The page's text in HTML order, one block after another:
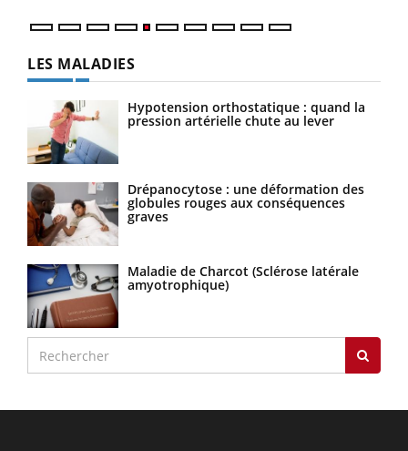
LES MALADIES
Hypotension orthostatique : quand la
pression artérielle chute au lever
Drépanocytose : une déformation des
globules rouges aux conséquences
graves
Maladie de Charcot (Sclérose latérale
amyotrophique)